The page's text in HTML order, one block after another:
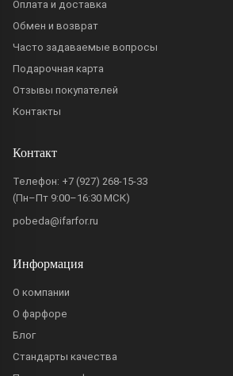
Оплата и доставка
Обмен и возврат
Часто задаваемые вопросы
Подарочная карта
Отзывы покупателей
Контакты
Контакт
Телефон: +7 (927) 268-15-33
(Пн–Пт 9:00–16:30 МСК)
pobeda@ifarfor.ru
Информация
О компании
О фарфоре
Блог
Стандарты качества